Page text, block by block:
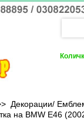
Декорации/
на BMW E46